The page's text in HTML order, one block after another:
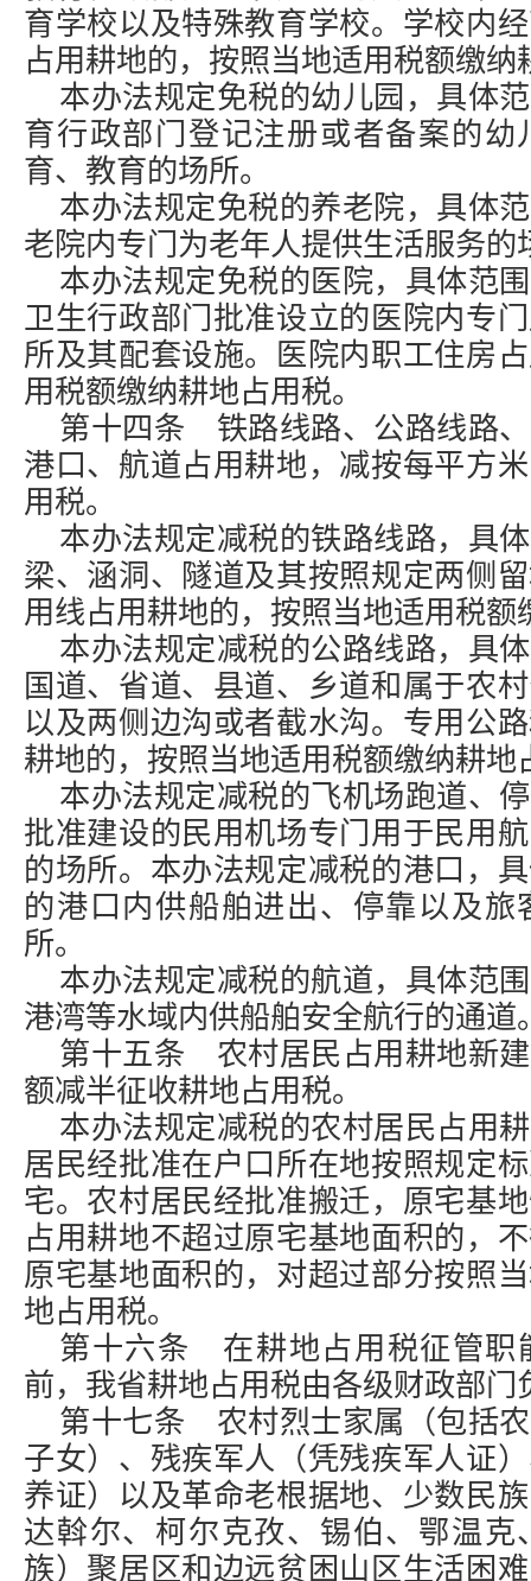
育学校以及特殊教育学校。学校内
占用耕地的，按照当地适用税额缴纳
本办法规定免税的幼儿园，具体
育行政部门登记注册或者备案的幼
育、教育的场所。
本办法规定免税的养老院，具体
老院内专门为老年人提供生活服务的
本办法规定免税的医院，具体范
卫生行政部门批准设立的医院内专
所及其配套设施。医院内职工住房
用税额缴纳耕地占用税。
第十四条 铁路线路、公路线路
港口、航道占用耕地，减按每平方
用税。
本办法规定减税的铁路线路，具
梁、涵洞、隧道及其按照规定两侧
用线占用耕地的，按照当地适用税额
本办法规定减税的公路线路，具
国道、省道、县道、乡道和属于农
以及两侧边沟或者截水沟。专用公
耕地的，按照当地适用税额缴纳耕地
本办法规定减税的飞机场跑道、
批准建设的民用机场专门用于民用
的场所。本办法规定减税的港口，
的港口内供船舶进出、停靠以及旅
所。
本办法规定减税的航道，具体范
港湾等水域内供船舶安全航行的通道
第十五条 农村居民占用耕地新
额减半征收耕地占用税。
本办法规定减税的农村居民占用
居民经批准在户口所在地按照规定
宅。农村居民经批准搬迁，原宅基
占用耕地不超过原宅基地面积的，
原宅基地面积的，对超过部分按照
地占用税。
第十六条 在耕地占用税征管职
前，我省耕地占用税由各级财政部门
第十七条 农村烈士家属（包括
子女）、残疾军人（凭残疾军人证
养证）以及革命老根据地、少数民
达斡尔、柯尔克孜、锡伯、鄂温克
族）聚居区和边远贫困山区生活困